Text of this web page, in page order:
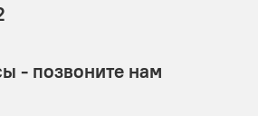
- позвоните нам